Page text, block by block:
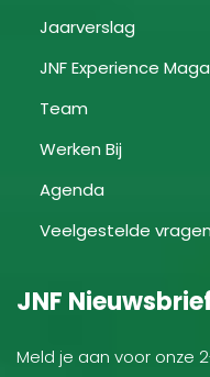
Jaarverslag
JNF Experience
Team
Werken Bij
Agenda
Veelgestelde vragen
JNF
Meld je aan voor onze